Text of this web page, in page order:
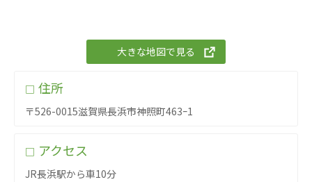
国際医療専門学校
特定非営利活動法人ファイアーレッズメディカルスポ
ーツクラブ
大きな地図で見る
□ 住所
〒526-0015滋賀県長浜市神照町463ｰ1
□ アクセス
JR長浜駅から車10分